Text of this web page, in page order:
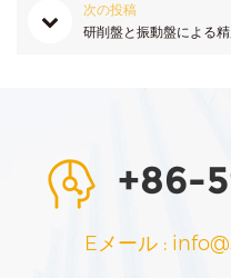
次の投稿
研削盤と振動盤による
+86-
Eメール :